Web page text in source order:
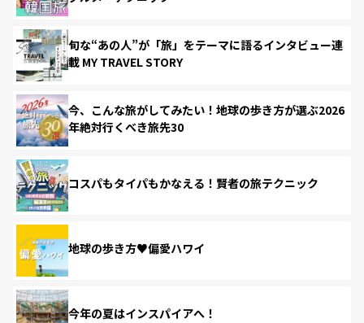
旬な“あの人”が「旅」をテーマに語るインタビュー連
載 MY TRAVEL STORY
今、こんな旅がしてみたい！地球の歩き方が選ぶ2026
年絶対行くべき旅先30
コスパもタイパもかなえる！賢者の旅テクニック
地球の歩き方♥偏愛ハワイ
今年の夏はインスパイアへ！